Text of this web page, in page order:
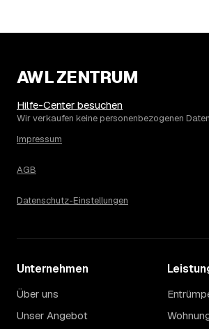
AWL ZENTRUM
Hilfe-Center besuchen
Wir verkaufen keine personenbezogenen Daten
Impressum
AGB
Datenschutz-Einstellungen
Unternehmen
Über uns
Unser Angebot